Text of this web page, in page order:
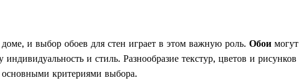
и выбор обоев для стен играет в этом важную роль. Обои могут
и стиль. Разнообразие текстур, цветов и рисунков
основными критериями выбора.